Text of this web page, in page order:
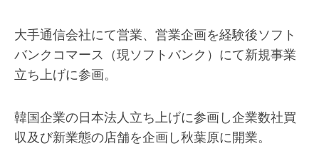
大手通信会社にて営業、営業企画を経験後ソフト
バンクコマース（現ソフトバンク）にて新規事業
立ち上げに参画。
韓国企業の日本法人立ち上げに参画し企業数社買
収及び新業態の店舗を企画し秋葉原に開業。